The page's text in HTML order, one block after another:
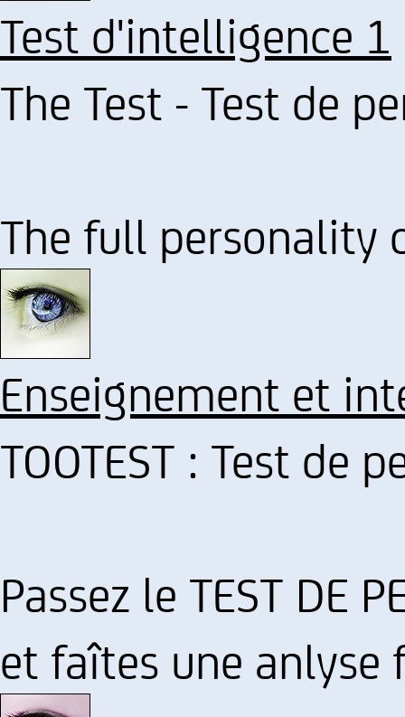
Test d'intelligence 1
The Test - Test de
The full personality
Enseignement et
TOOTEST : Test de
Passez le TEST DE
et faîtes une anlyse